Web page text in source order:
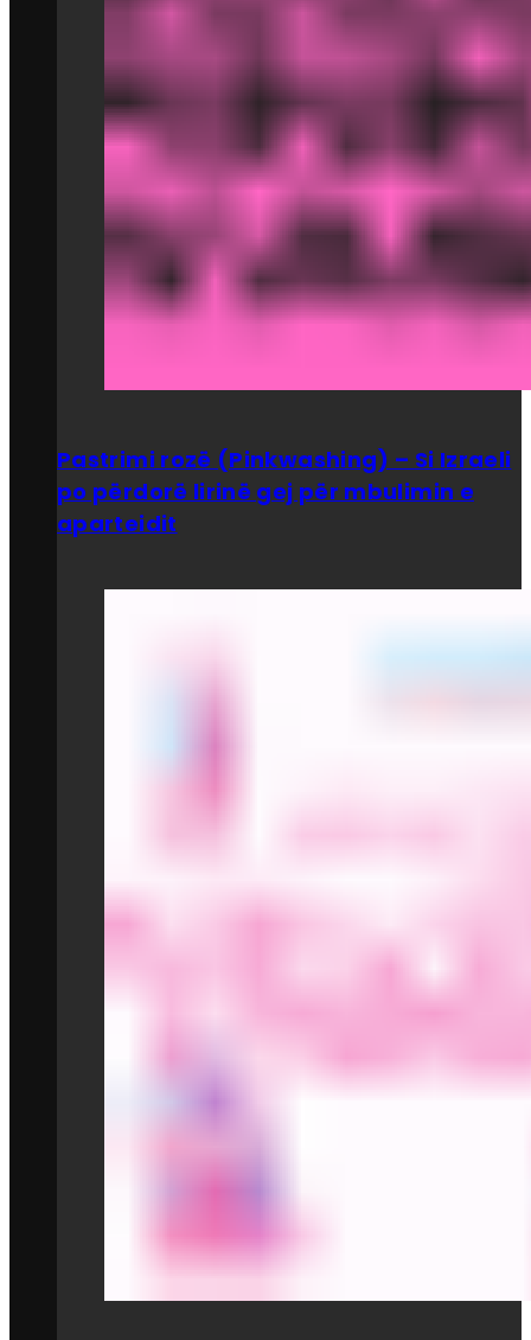
Pastrimi rozë (Pinkwashing) – Si Izraeli
po përdorë lirinë gej për mbulimin e
aparteidit